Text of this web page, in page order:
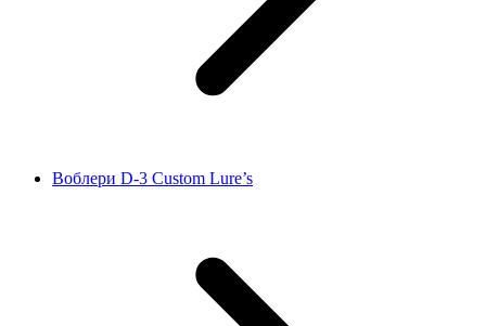
Воблери D‑3 Custom Lure’s